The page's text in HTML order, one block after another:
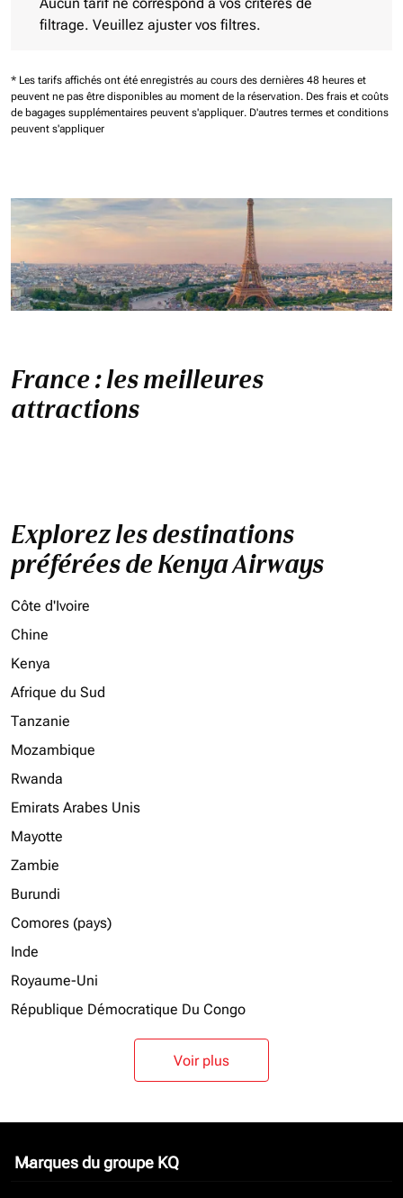
Aucun tarif ne correspond à vos critères de
filtrage. Veuillez ajuster vos filtres.
* Les tarifs affichés ont été enregistrés au cours des dernières 48 heures et
peuvent ne pas être disponibles au moment de la réservation. Des frais et coûts
de bagages supplémentaires peuvent s'appliquer. D'autres termes et conditions
peuvent s'appliquer
France : les meilleures
attractions
Explorez les destinations
préférées de Kenya Airways
Côte d'Ivoire
Chine
Kenya
Afrique du Sud
Tanzanie
Mozambique
Rwanda
Emirats Arabes Unis
Mayotte
Zambie
Burundi
Comores (pays)
Inde
Royaume-Uni
République Démocratique Du Congo
Voir plus
Marques du groupe KQ
keyboard_arrow_down